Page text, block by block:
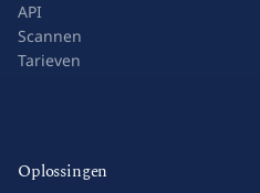
API
Scannen
Tarieven
Oplossingen